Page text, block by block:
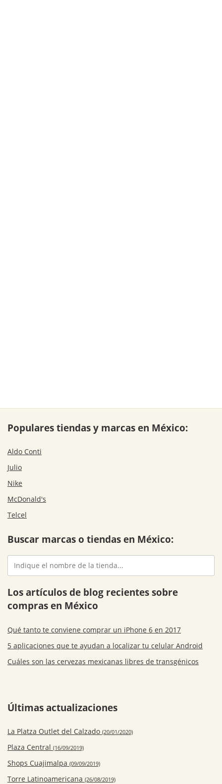
Populares tiendas y marcas en México:
Aldo Conti
Julio
Nike
McDonald's
Telcel
Buscar marcas o tiendas en México:
Los artículos de blog recientes sobre
compras en México
Qué tanto te conviene comprar un iPhone 6 en 2017
5 aplicaciones que te ayudan a localizar tu celular Android
Cuáles son las cervezas mexicanas libres de transgénicos
Últimas actualizaciones
La Platza Outlet del Calzado (20/01/2020)
Plaza Central (16/09/2019)
Shops Cuajimalpa (09/09/2019)
Torre Latinoamericana (26/08/2019)